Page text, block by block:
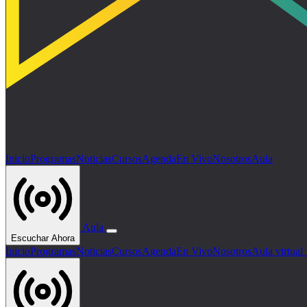
InicioProgramasNoticiasCursosAgendaEn VivoNosotrosAula
Escuchar Ahora
Aula
InicioProgramasNoticiasCursosAgendaEn VivoNosotrosAula